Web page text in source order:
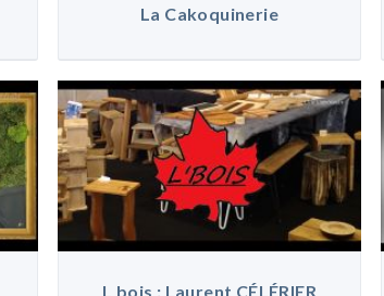
La Cakoquinerie
L bois : Laurent CÉLÉRIER